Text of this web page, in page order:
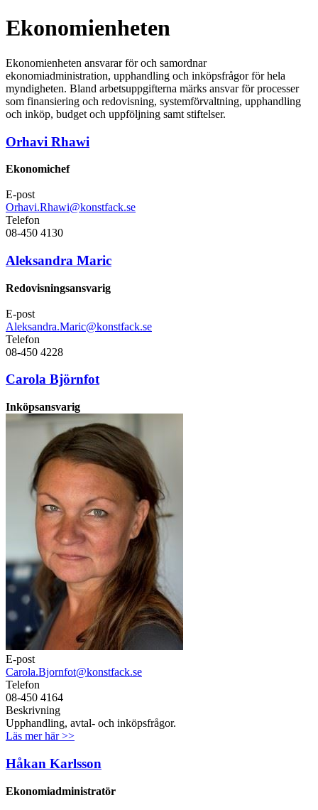
Ekonomienheten
Ekonomienheten ansvarar för och samordnar
ekonomiadministration, upphandling och inköpsfrågor för hela
myndigheten. Bland arbetsuppgifterna märks ansvar för processer
som finansiering och redovisning, systemförvaltning, upphandling
och inköp, budget och uppföljning samt stiftelser.
Orhavi Rhawi
Ekonomichef
E-post
Orhavi.Rhawi@konstfack.se
Telefon
08-450 4130
Aleksandra Maric
Redovisningsansvarig
E-post
Aleksandra.Maric@konstfack.se
Telefon
08-450 4228
Carola Björnfot
Inköpsansvarig
E-post
Carola.Bjornfot@konstfack.se
Telefon
08-450 4164
Beskrivning
Upphandling, avtal- och inköpsfrågor.
Läs mer här >>
Håkan Karlsson
Ekonomiadministratör